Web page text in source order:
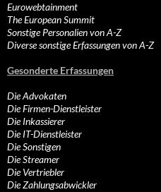
Eurowebtainment
The European Summit
Sonstige Personalien von A-Z
Diverse sonstige Erfassungen von A-Z
Gesonderte Erfassungen
Die Advokaten
Die Firmen-Dienstleister
Die Inkassierer
Die IT-Dienstleister
Die Sonstigen
Die Streamer
Die Vertriebler
Die Zahlungsabwickler